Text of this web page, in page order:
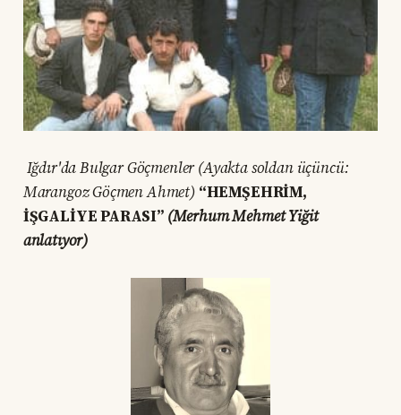
Iğdır'da Bulgar Göçmenler (Ayakta soldan üçüncü:
Marangoz Göçmen Ahmet) “HEMŞEHRİM,
İŞGALİYE PARASI” (Merhum Mehmet Yiğit
anlatıyor)